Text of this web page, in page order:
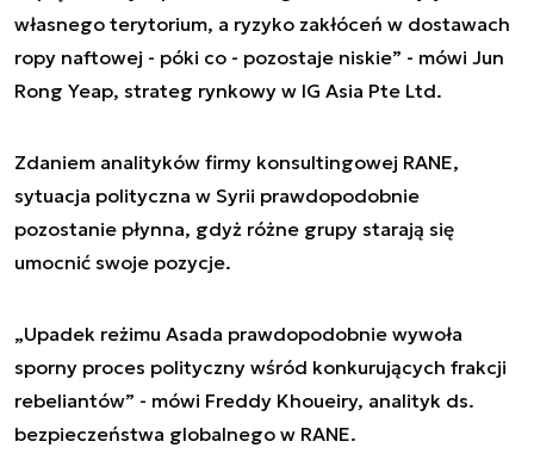
własnego terytorium, a ryzyko zakłóceń w dostawach
ropy naftowej - póki co - pozostaje niskie” - mówi Jun
Rong Yeap, strateg rynkowy w IG Asia Pte Ltd.
Zdaniem analityków firmy konsultingowej RANE,
sytuacja polityczna w Syrii prawdopodobnie
pozostanie płynna, gdyż różne grupy starają się
umocnić swoje pozycje.
„Upadek reżimu Asada prawdopodobnie wywoła
sporny proces polityczny wśród konkurujących frakcji
rebeliantów” - mówi Freddy Khoueiry, analityk ds.
bezpieczeństwa globalnego w RANE.